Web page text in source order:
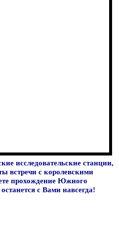
исследовательские станции,
встречи с королевскими
прохождение Южного
с Вами навсегда!